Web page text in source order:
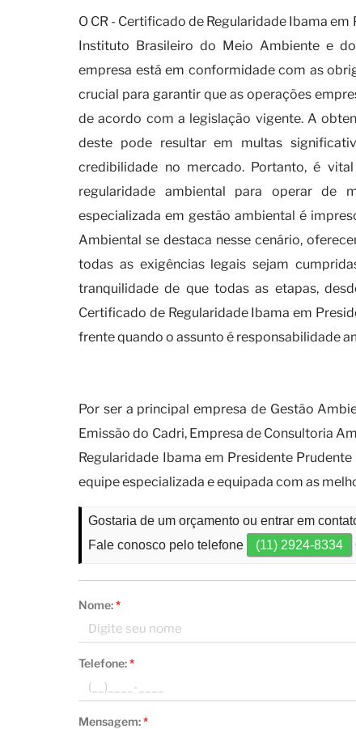
O CR - Certificado de Regularidade Ibama
Instituto Brasileiro do Meio Ambiente e
empresa está em conformidade com as
crucial para garantir que as operações
de acordo com a legislação vigente. A
deste pode resultar em multas
credibilidade no mercado. Portanto, é
regularidade ambiental para operar de
especializada em gestão ambiental é
Ambiental se destaca nesse cenário,
todas as exigências legais sejam
tranquilidade de que todas as etapas,
Certificado de Regularidade Ibama em
frente quando o assunto é responsabilidade
Por ser a principal empresa de Gestão
Emissão do Cadri, Empresa de Consultoria
Regularidade Ibama em Presidente
equipe especializada e equipada com as
Gostaria de um orçamento ou entrar em
Fale conosco pelo telefone
(11) 2924-8334
Nome:*
Telefone:*
Mensagem:*